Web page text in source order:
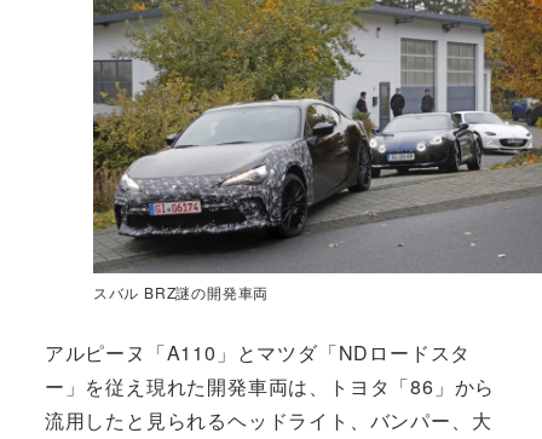
スバル BRZ謎の開発車両
アルピーヌ「A110」とマツダ「NDロードスタ
ー」を従え現れた開発車両は、トヨタ「86」から
流用したと見られるヘッドライト、バンパー、大